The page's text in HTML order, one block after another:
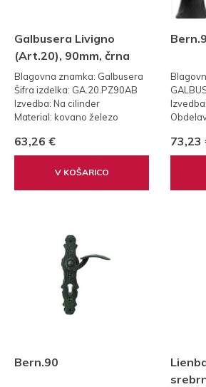
Galbusera Livigno
(Art.20), 90mm, črna
Blagovna znamka: Galbusera
Šifra izdelka: GA.20.PZ90AB
Izvedba: Na cilinder
Material: kovano železo
Standard: 90mm
63,26 €
V KOŠARICO
Teža:
73,23
Bern.90